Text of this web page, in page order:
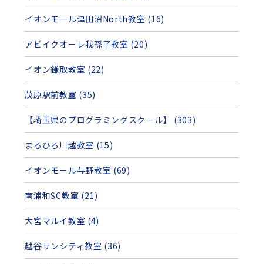
イオンモール津田沼North教室 (16)
アビイクオーレ我孫子教室 (20)
イオン鎌取教室 (22)
茂原駅前教室 (35)
【埼玉県のプログラミングスクール】 (303)
まるひろ川越教室 (15)
イオンモール与野教室 (69)
南浦和SC教室 (21)
大宮マルイ教室 (4)
越谷サンシティ教室 (36)